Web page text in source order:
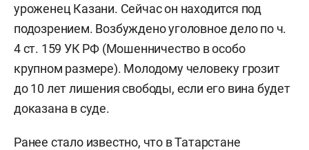
уроженец Казани. Сейчас он находится под
подозрением. Возбуждено уголовное дело по ч.
4 ст. 159 УК РФ (Мошенничество в особо
крупном размере). Молодому человеку грозит
до 10 лет лишения свободы, если его вина будет
доказана в суде.
Ранее стало известно, что в Татарстане